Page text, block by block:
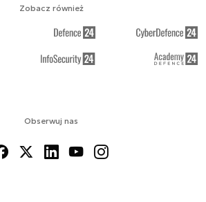
Obserwuj nas
Zobacz również